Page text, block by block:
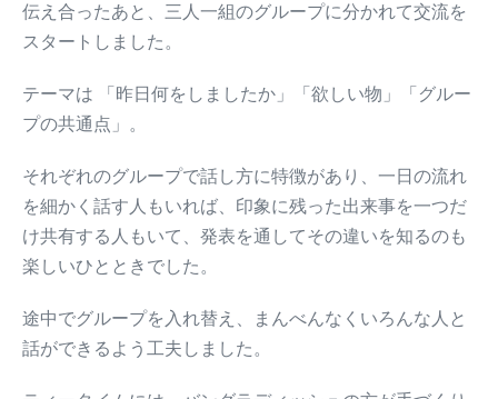
伝え合ったあと、三人一組のグループに分かれて交流を
スタートしました。
テーマは 「昨日何をしましたか」「欲しい物」「グルー
プの共通点」。
それぞれのグループで話し方に特徴があり、一日の流れ
を細かく話す人もいれば、印象に残った出来事を一つだ
け共有する人もいて、発表を通してその違いを知るのも
楽しいひとときでした。
途中でグループを入れ替え、まんべんなくいろんな人と
話ができるよう工夫しました。